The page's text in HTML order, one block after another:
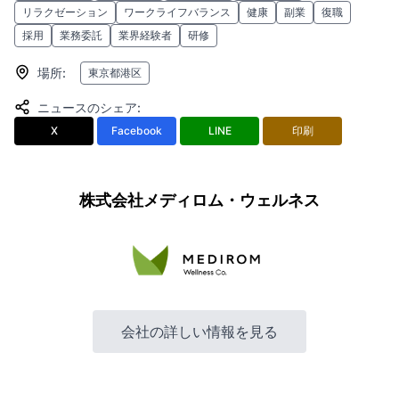
リラクゼーション
ワークライフバランス 健康 副業
復職
採用
業務委託 業界経験者 研修
場所: 東京都港区
ニュースのシェア:
X Facebook LINE 印刷
株式会社メディロム・ウェルネス
会社の詳しい情報を見る